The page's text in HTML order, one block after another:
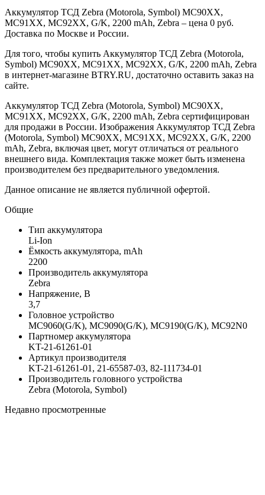
Аккумулятор ТСД Zebra (Motorola, Symbol) MC90XX,
MC91XX, MC92XX, G/K, 2200 mAh, Zebra – цена 0 руб.
Доставка по Москве и России.
Для того, чтобы купить Аккумулятор ТСД Zebra (Motorola,
Symbol) MC90XX, MC91XX, MC92XX, G/K, 2200 mAh, Zebra
в интернет-магазине BTRY.RU, достаточно оставить заказ на
сайте.
Аккумулятор ТСД Zebra (Motorola, Symbol) MC90XX,
MC91XX, MC92XX, G/K, 2200 mAh, Zebra сертифицирован
для продажи в России. Изображения Аккумулятор ТСД Zebra
(Motorola, Symbol) MC90XX, MC91XX, MC92XX, G/K, 2200
mAh, Zebra, включая цвет, могут отличаться от реального
внешнего вида. Комплектация также может быть изменена
производителем без предварительного уведомления.
Данное описание не является публичной офертой.
Общие
Тип аккумулятора
Li-Ion
Ёмкость аккумулятора, mAh
2200
Производитель аккумулятора
Zebra
Напряжение, В
3,7
Головное устройство
MC9060(G/K), MC9090(G/K), MC9190(G/K), MC92N0
Партномер аккумулятора
KT-21-61261-01
Артикул производителя
KT-21-61261-01, 21-65587-03, 82-111734-01
Производитель головного устройства
Zebra (Motorola, Symbol)
Недавно просмотренные